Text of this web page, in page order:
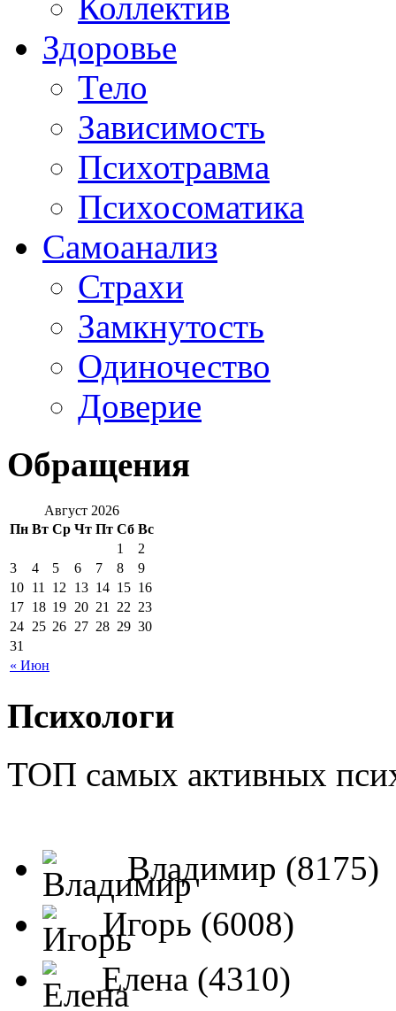
Здоровье
Тело
Зависимость
Психотравма
Психосоматика
Самоанализ
Страхи
Замкнутость
Одиночество
Доверие
Обращения
Август 2026
Пн Вт Ср Чт Пт Сб Вс
« Июн
1
2
3
4 5 6 7 8
9
10 11 12 13 14 15 16
17 18 19 20 21 22 23
24 25 26 27 28 29 30
31
Психологи
ТОП самых активных
Владимир (8175)
Игорь (6008)
Елена (4310)